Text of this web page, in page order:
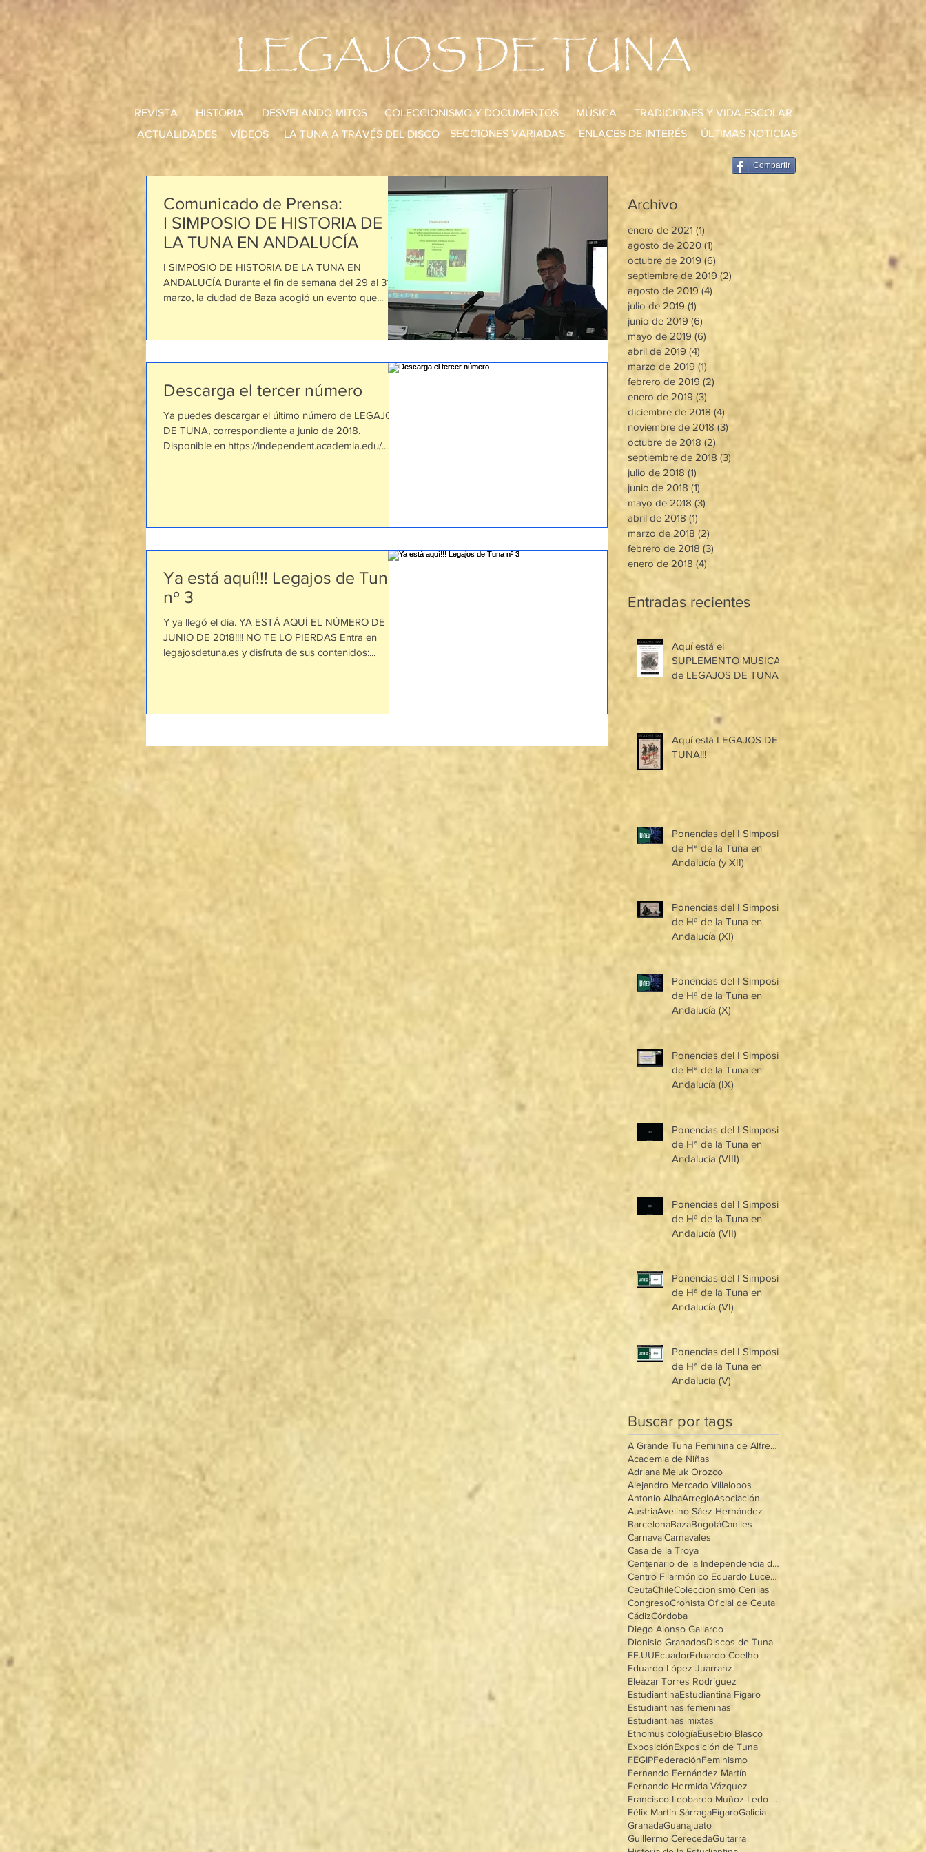
LEGAJOS DE TUNA
REVISTA HISTORIA DESVELANDO MITOS COLECCIONISMO Y DOCUMENTOS MÚSICA
TRADICIONES Y VIDA ESCOLAR
ACTUALIDADES
LA TUNA A TRAVÉS DEL DISCO SECCIONES VARIADAS ENLACES DE INTERÉS ÚLTIMAS NOTICIAS
VÍDEOS
Comunicado de Prensa:
I SIMPOSIO DE HISTORIA DE
LA TUNA EN ANDALUCÍA
I SIMPOSIO DE HISTORIA DE LA TUNA EN
ANDALUCÍA Durante el fin de semana del 29 al 31 de
marzo, la ciudad de Baza acogió un evento que...
Descarga el tercer número
Ya puedes descargar el último número de LEGAJOS
DE TUNA, correspondiente a junio de 2018.
Disponible en https://independent.academia.edu/...
Ya está aquí!!! Legajos de Tuna
nº 3
Y ya llegó el día. YA ESTÁ AQUÍ EL NÚMERO DE
JUNIO DE 2018!!!! NO TE LO PIERDAS Entra en
legajosdetuna.es y disfruta de sus contenidos:...
Archivo
enero de 2021 (1)
agosto de 2020 (1)
octubre de 2019 (6)
septiembre de 2019 (2)
agosto de 2019 (4)
julio de 2019 (1)
junio de 2019 (6)
mayo de 2019 (6)
abril de 2019 (4)
marzo de 2019 (1)
febrero de 2019 (2)
enero de 2019 (3)
diciembre de 2018 (4) 4 entradas
noviembre de 2018 (3)
octubre de 2018 (2)
septiembre de 2018 (3) 3 entradas
julio de 2018 (1)
junio de 2018 (1)
mayo de 2018 (3)
abril de 2018 (1)
marzo de 2018 (2)
febrero de 2018 (3) 3 entradas
enero de 2018 (4)
Entradas recientes
Aquí está el
SUPLEMENTO MUSICAL
de LEGAJOS DE TUNA!!!
Aquí está LEGAJOS DE
TUNA!!!
Ponencias del I Simposio
de Hª de la Tuna en
Andalucía (y XII)
Ponencias del I Simposio
de Hª de la Tuna en
Andalucía (XI)
Ponencias del I Simposio
de Hª de la Tuna en
Andalucía (X)
Ponencias del I Simposio
de Hª de la Tuna en
Andalucía (IX)
Ponencias del I Simposio
de Hª de la Tuna en
Andalucía (VIII)
Ponencias del I Simposio
de Hª de la Tuna en
Andalucía (VII)
Ponencias del I Simposio
de Hª de la Tuna en
Andalucía (VI)
Ponencias del I Simposio
de Hª de la Tuna en
Andalucía (V)
Buscar por tags
A Grande Tuna Feminina de Alfredo Mântua
Academia de Niñas
Adriana Meluk Orozco
Alejandro Mercado Villalobos
Antonio AlbaArregloAsociación
AustriaAvelino Sáez Hernández
BarcelonaBazaBogotáCaniles
CarnavalCarnavales
Casa de la Troya
Centenario de la Independencia de Méxioo
Centro Filarmónico Eduardo Lucena
CeutaChileColeccionismo Cerillas
CongresoCronista Oficial de Ceuta
CádizCórdoba
Diego Alonso Gallardo
Dionisio GranadosDiscos de Tuna
EE.UUEcuadorEduardo Coelho
Eduardo López Juarranz
Eleazar Torres Rodríguez
EstudiantinaEstudiantina Fígaro
Estudiantinas femeninas
Estudiantinas mixtas
EtnomusicologíaEusebio Blasco
ExposiciónExposición de Tuna
FEGIPFederaciónFeminismo
Fernando Fernández Martín
Fernando Hermida Vázquez
Francisco Leobardo Muñoz-Ledo Villegas
Félix Martín SárragaFígaroGalicia
GranadaGuanajuato
Guillermo CerecedaGuitarra
Compartir